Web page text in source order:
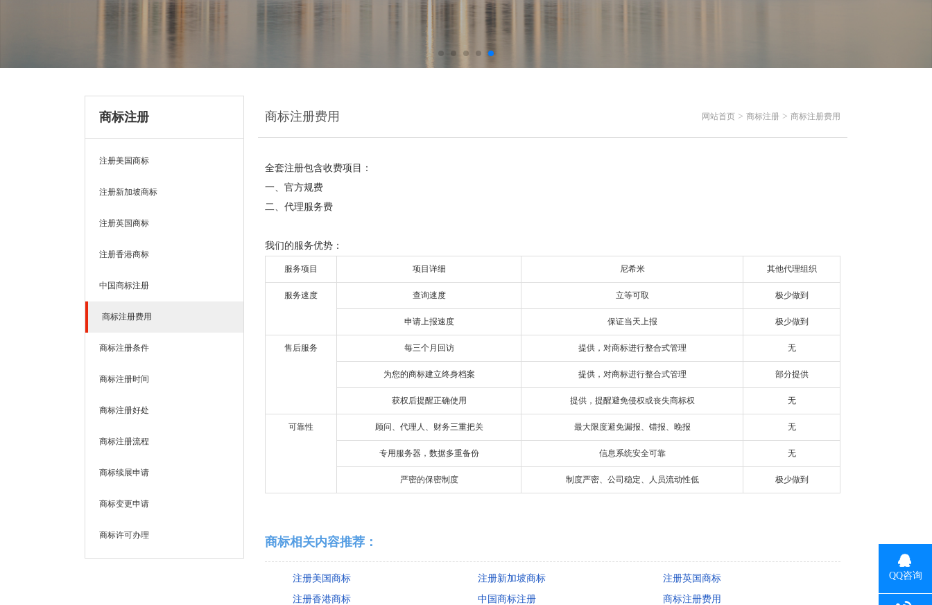
商标注册
注册美国商标
注册新加坡商标
注册英国商标
注册香港商标
中国商标注册
商标注册费用
商标注册条件
商标注册时间
商标注册好处
商标注册流程
商标续展申请
商标变更申请
商标许可办理
商标注册费用 网站首页 > 商标注册 > 商标注册费用
全套注册包含收费项目：
一、官方规费
二、代理服务费
我们的服务优势：
服务项目 项目详细 尼希米 其他代理组织
服务速度 查询速度 立等可取 极少做到
申请上报速度 保证当天上报 极少做到
售后服务 每三个月回访 提供，对商标进行整合式管理 无
为您的商标建立终身档案 提供，对商标进行整合式管理 部分提供
获权后提醒正确使用 提供，提醒避免侵权或丧失商标权 无
可靠性 顾问、代理人、财务三重把关 最大限度避免漏报、错报、晚报 无
专用服务器，数据多重备份 信息系统安全可靠 无
严密的保密制度 制度严密、公司稳定、人员流动性低 极少做到
商标相关内容推荐：
注册美国商标 注册新加坡商标
注册英国商标
注册香港商标
中国商标注册
商标注册费用
QQ咨询
现在有优惠活动吗